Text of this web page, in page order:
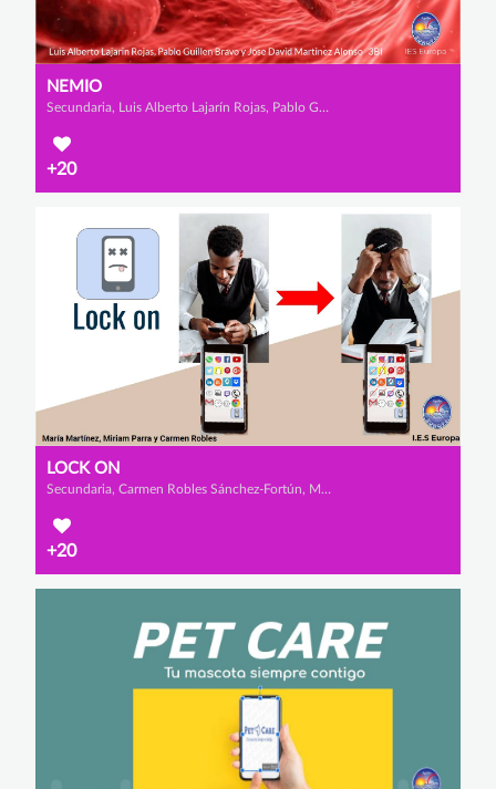
NEMIO
Secundaria, Luis Alberto Lajarín Rojas, Pablo Guillén Bravo y José David Martínez Alonso
+20
LOCK ON
Secundaria, Carmen Robles Sánchez-Fortún, Miriam Parra Sánchez y María Martínez López
+20